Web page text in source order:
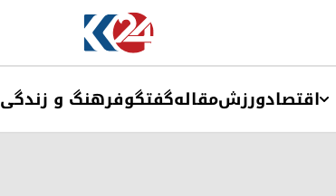
اقتصادورزشمقالهگفتگوفرهنگ و زندگی